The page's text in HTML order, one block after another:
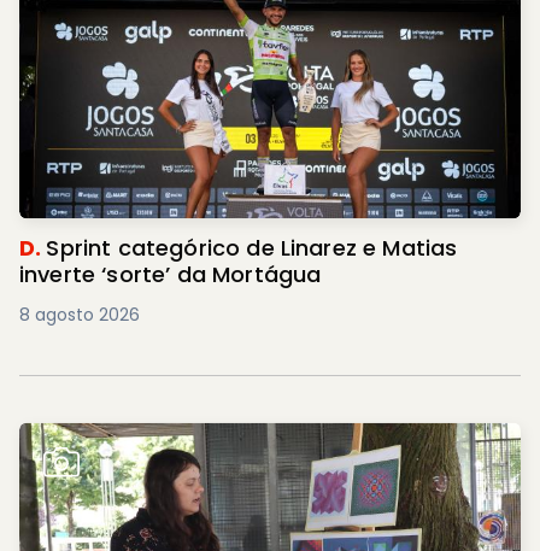
D. Sprint categórico de Linarez e Matias
inverte ‘sorte’ da Mortágua
8 agosto 2026